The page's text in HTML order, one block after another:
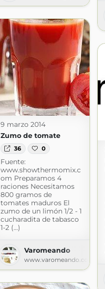
9 marzo 2014
Zumo de tomate
36 0
Fuente:
www.showthermomix.c
om Preparamos 4
raciones Necesitamos
800 gramos de
tomates maduros El
zumo de un limón 1/2 - 1
cucharadita de tabasco
1-2 (...)
Varomeando
www.varomeando.com